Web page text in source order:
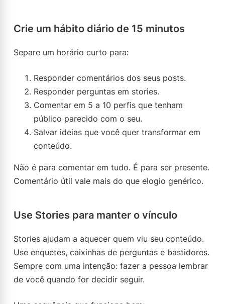
Crie um hábito diário de 15 minutos
Separe um horário curto para:
Responder comentários dos seus posts.
Responder perguntas em stories.
Comentar em 5 a 10 perfis que tenham
público parecido com o seu.
Salvar ideias que você quer transformar em
conteúdo.
Não é para comentar em tudo. É para ser presente.
Comentário útil vale mais do que elogio genérico.
Use Stories para manter o vínculo
Stories ajudam a aquecer quem viu seu conteúdo.
Use enquetes, caixinhas de perguntas e bastidores.
Sempre com uma intenção: fazer a pessoa lembrar
de você quando for decidir seguir.